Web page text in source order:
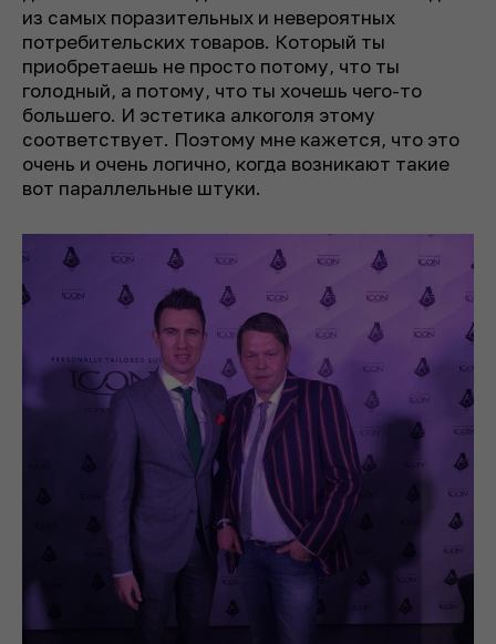
из самых поразительных и невероятных
потребительских товаров. Который ты
приобретаешь не просто потому, что ты
голодный, а потому, что ты хочешь чего-то
большего. И эстетика алкоголя этому
соответствует. Поэтому мне кажется, что это
очень и очень логично, когда возникают такие
вот параллельные штуки.